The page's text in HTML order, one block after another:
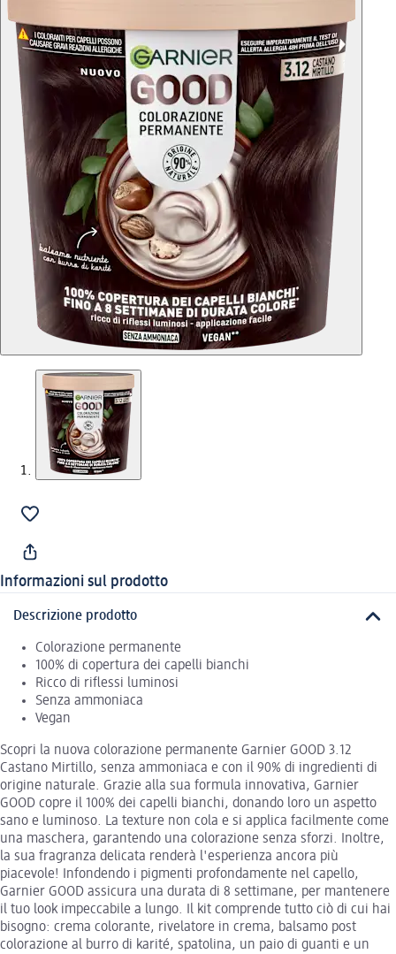
Informazioni sul prodotto
Descrizione prodotto
Colorazione permanente
100% di copertura dei capelli bianchi
Ricco di riflessi luminosi
Senza ammoniaca
Vegan
Scopri la nuova colorazione permanente Garnier GOOD 3.12
Castano Mirtillo, senza ammoniaca e con il 90% di ingredienti di
origine naturale. Grazie alla sua formula innovativa, Garnier
GOOD copre il 100% dei capelli bianchi, donando loro un aspetto
sano e luminoso. La texture non cola e si applica facilmente come
una maschera, garantendo una colorazione senza sforzi. Inoltre,
la sua fragranza delicata renderà l'esperienza ancora più
piacevole! Infondendo i pigmenti profondamente nel capello,
Garnier GOOD assicura una durata di 8 settimane, per mantenere
il tuo look impeccabile a lungo. Il kit comprende tutto ciò di cui hai
bisogno: crema colorante, rivelatore in crema, balsamo post
colorazione al burro di karité, spatolina, un paio di guanti e un